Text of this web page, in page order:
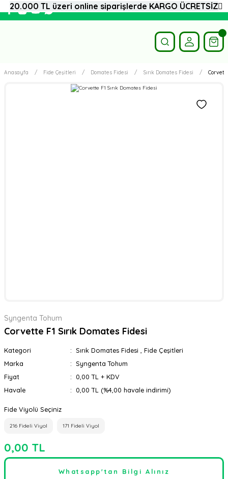
Anasayfa Fide Çeşitleri Domates Fidesi Sırık Domates Fidesi
Syngenta Tohum
Corvette F1 Sırık Domates Fidesi
Kategori Sırık Domates Fidesi
Fide Çeşitleri
Marka
Syngenta Tohum
Fiyat
0,00 TL + KDV
Havale
0,00 TL (%4,00 havale indirimi)
Fide Viyolü Seçiniz
216 Fideli Viyol 171 Fideli Viyol
0,00 TL
Whatsapp'tan Bilgi Alınız
20.000 TL üzeri online siparişlerde KARGO ÜCRETSİZ